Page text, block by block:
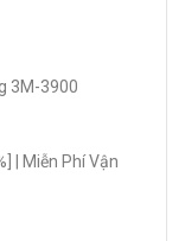
3M-3900
| Miễn Phí Vận